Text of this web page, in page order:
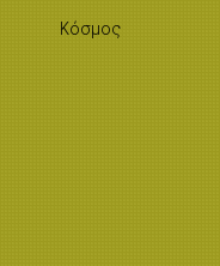
Κόσμος